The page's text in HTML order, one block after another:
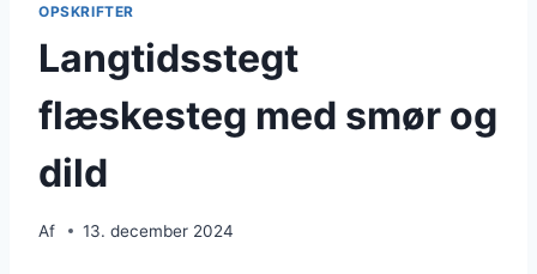
OPSKRIFTER
Langtidsstegt
flæskesteg med smør og
dild
Af 13. december 2024